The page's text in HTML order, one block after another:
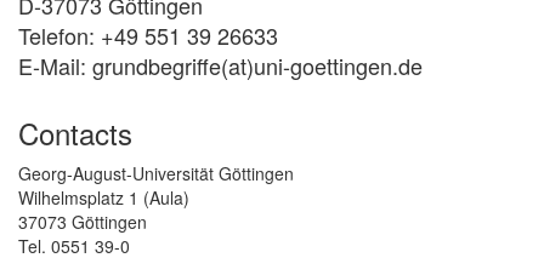
Telefon: +49 551 39 26633
E-Mail: grundbegriffe(at)uni-goettingen.de
Contacts
Georg-August-Universität Göttingen
Wilhelmsplatz 1 (Aula)
37073 Göttingen
Tel. 0551 39-0